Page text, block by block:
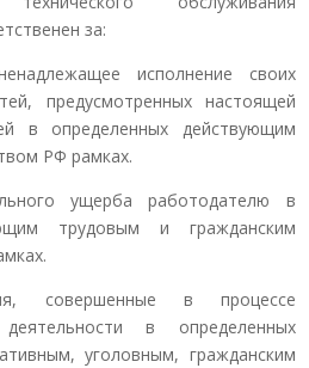
за:
исполнение своих
предусмотренных настоящей
в определенных действующим
РФ рамках.
ущерба работодателю в
трудовым и гражданским
совершенные в процессе
в определенных
уголовным, гражданским